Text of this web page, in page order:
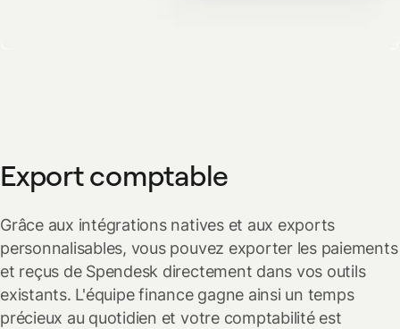
Export comptable
Grâce aux intégrations natives et aux exports
personnalisables, vous pouvez exporter les paiements
et reçus de Spendesk directement dans vos outils
existants. L'équipe finance gagne ainsi un temps
précieux au quotidien et votre comptabilité est